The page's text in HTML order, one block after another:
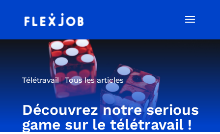
Télétravail|Tous les articles
Découvrez notre serious
game sur le télétravail !